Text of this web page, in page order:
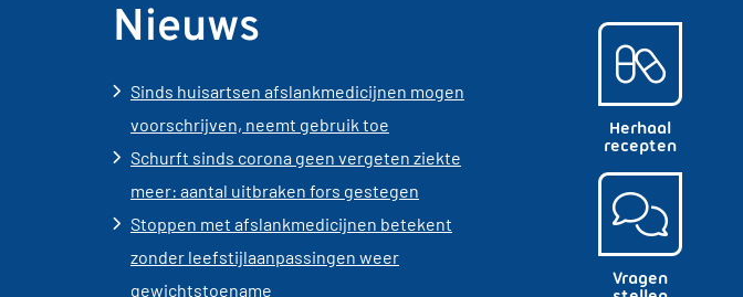
Nieuws
Sinds huisartsen afslankmedicijnen mogen
voorschrijven, neemt gebruik toe
Schurft sinds corona geen vergeten ziekte
meer: aantal uitbraken fors gestegen
Stoppen met afslankmedicijnen betekent
zonder leefstijlaanpassingen weer
gewichtstoename
Herhaal
recepten
Vragen